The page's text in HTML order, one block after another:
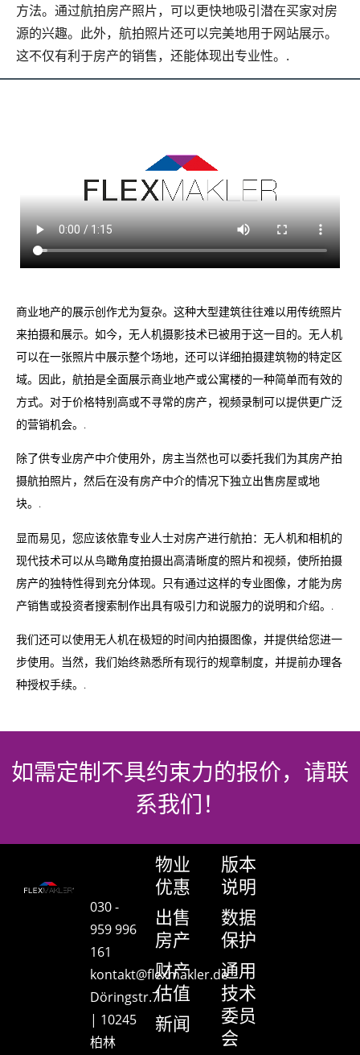
方法。通过航拍房产照片，可以更快地吸引潜在买家对房
源的兴趣。此外，航拍照片还可以完美地用于网站展示。
这不仅有利于房产的销售，还能体现出专业性。.
商业地产的展示创作尤为复杂。这种大型建筑往往难以用传统照片
来拍摄和展示。如今，无人机摄影技术已被用于这一目的。无人机
可以在一张照片中展示整个场地，还可以详细拍摄建筑物的特定区
域。因此，航拍是全面展示商业地产或公寓楼的一种简单而有效的
方式。对于价格特别高或不寻常的房产，视频录制可以提供更广泛
的营销机会。.
除了供专业房产中介使用外，房主当然也可以委托我们为其房产拍
摄航拍照片，然后在没有房产中介的情况下独立出售房屋或地
块。.
显而易见，您应该依靠专业人士对房产进行航拍：无人机和相机的
现代技术可以从鸟瞰角度拍摄出高清晰度的照片和视频，使所拍摄
房产的独特性得到充分体现。只有通过这样的专业图像，才能为房
产销售或投资者搜索制作出具有吸引力和说服力的说明和介绍。.
我们还可以使用无人机在极短的时间内拍摄图像，并提供给您进一
步使用。当然，我们始终熟悉所有现行的规章制度，并提前办理各
种授权手续。.
如需定制不具约束力的报价，请联
系我们！
030 -
959 996
161
kontakt@flexmakler.de
Döringstr.7
| 10245
柏林
物业
优惠
出售
房产
财产
估值
新闻
版本
说明
数据
保护
通用
技术
委员
会